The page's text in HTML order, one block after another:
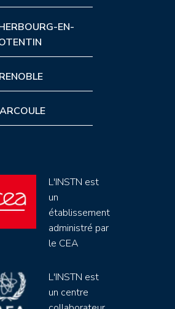
EN-
L'INSTN est
un
établissement
administré par
le CEA
L'INSTN est
un centre